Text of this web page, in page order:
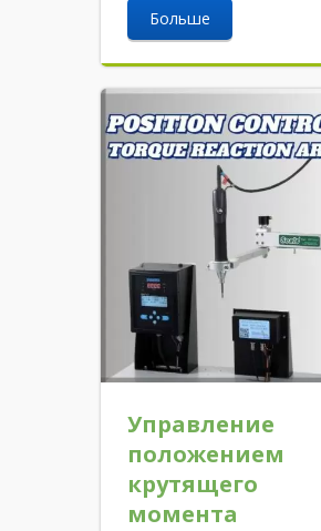
Больше
Управление
положением
крутящего
момента